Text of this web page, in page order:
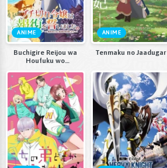
ANIME
Buchigire Reijou wa
Houfuku wo
ANIME
Tenmaku no Jaadugar